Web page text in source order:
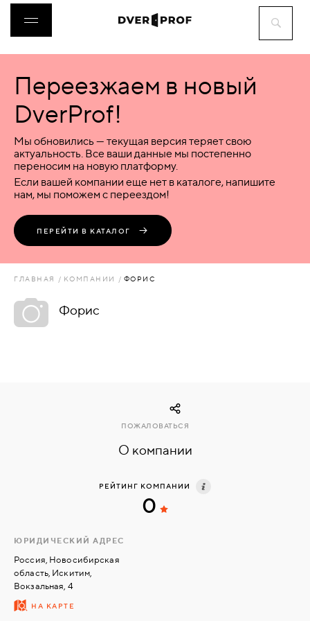
ДВЕРИ
ФУРНИТУРА
ВОРОТА
ПЕРЕГОРОДКИ
АКСЕССУАРЫ
ЗАВКИ
ИНТЕРЕСНЫЕ
Переезжаем в новый
DverProf!
Мы обновились — текущая версия теряет свою
актуальность. Все ваши данные мы постепенно
переносим на новую платформу.
Если вашей компании еще нет в каталоге, напишите
нам, мы поможем с переездом!
ПЕРЕЙТИ В КАТАЛОГ
ГЛАВНАЯ КОМПАНИИ ФОРИС
Форис
О компании
ПОЖАЛОВАТЬСЯ
РЕЙТИНГ КОМПАНИИ
0
ЮРИДИЧЕСКИЙ АДРЕС
Россия, Новосибирская
область, Искитим,
Вокзальная, 4
НА КАРТЕ